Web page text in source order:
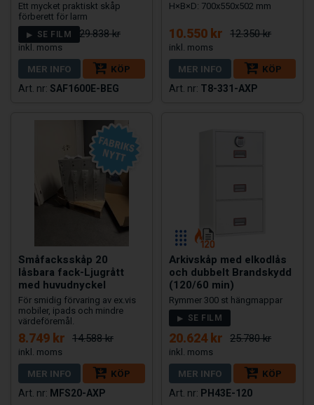
Ett mycket praktiskt skåp
förberett för larm
SE FILM
18.749 kr 29.838 kr
MER INFO
KÖP
SAF1600E-BEG
H×B×D: 700x550x502 mm
10.550 kr 12.350 kr
MER INFO
KÖP
T8-331-AXP
Småfacksskåp 20
låsbara fack-Ljugrått
med huvudnyckel
För smidig förvaring av ex.vis
mobiler, ipads och mindre
värdeföremål.
8.749 kr 14.588 kr
MER INFO
KÖP
MFS20-AXP
Arkivskåp med elkodlås
och dubbelt Brandskydd
(120/60 min)
Rymmer 300 st hängmappar
SE FILM
20.624 kr 25.780 kr
MER INFO
KÖP
PH43E-120